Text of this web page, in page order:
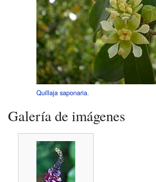
Quillaja saponaria.
Galería de imágenes